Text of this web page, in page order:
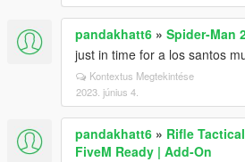
pandakhatt6 » Spider-Man
just in time for a los santos
Kontextus Megtekintése
2023. június 4.
pandakhatt6 » Rifle
FiveM Ready | Add-On